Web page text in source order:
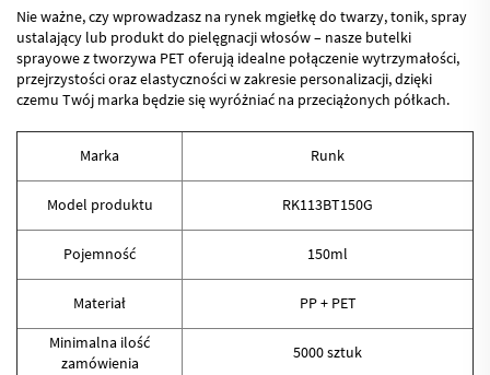
Nie ważne, czy wprowadzasz na rynek mgiełkę do twarzy, tonik, spray
ustalający lub produkt do pielęgnacji włosów – nasze butelki
sprayowe z tworzywa PET oferują idealne połączenie wytrzymałości,
przejrzystości oraz elastyczności w zakresie personalizacji, dzięki
czemu Twój marka będzie się wyróżniać na przeciążonych półkach.
Marka Runk
Model produktu RK113BT150G
Pojemność 150ml
Materiał
PP + PET
Minimalna ilość
zamówienia
5000 sztuk